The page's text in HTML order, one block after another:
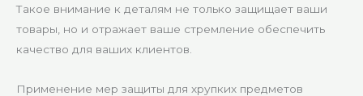
Такое внимание к деталям не только защищает ваши
товары, но и отражает ваше стремление обеспечить
качество для ваших клиентов.
Применение мер защиты для хрупких предметов